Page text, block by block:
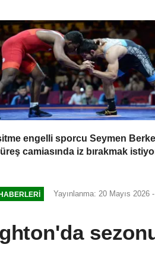
engelli sporcu Seymen
camiasında iz bırakmak
Yayınlanma: 20 Mayıs 2026